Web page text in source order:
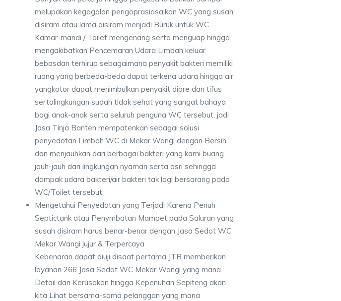
melupakan kegagalan pengoprasiasaikan WC yang susah
disiram atau lama disiram menjadi Buruk untuk WC
Kamar-mandi / Toilet mengenang serta menguap hingga
mengakibatkan Pencemaran Udara Limbah keluar
bebasdan terhirup sebagaimana penyakit bakteri memiliki
ruang yang berbeda-beda dapat terkena udara hingga air
yangkotor dapat menimbulkan penyakit diare dan tifus
sertalingkungan sudah tidak sehat yang sangat bahaya
bagi anak-anak serta seluruh penguna WC tersebut, jadi
Jasa Tinja Banten mempatenkan sebagai solusi
penyedotan Limbah WC di Mekar Wangi dengan Bersih
dan menjauhkan dari berbagai bakteri yang kami buang
jauh-jauh dari lingkungan nyaman serta asri sehingga
dampak udara bakteri/air bakteri tak lagi bersarang pada
WC/Toilet tersebut.
Mengetahui Penyedotan yang Terjadi Karena Penuh
Septictank atau Penymbatan Mampet pada Saluran yang
susah disiram harus benar-benar dengan Jasa Sedot WC
Mekar Wangi jujur & Terpercaya
Kebenaran dapat diuji disaat pertama JTB memberikan
layanan 266 Jasa Sedot WC Mekar Wangi yang mana
Detail dari Kerusakan hingga Kepenuhan Sepiteng akan
kita Lihat bersama-sama pelanggan yang mana